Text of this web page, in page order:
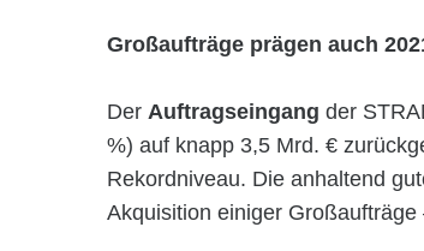
Großaufträge prägen auch
Der Auftragseingang der
%) auf knapp 3,5 Mrd. €
Rekordniveau. Die anhaltend
Akquisition einiger